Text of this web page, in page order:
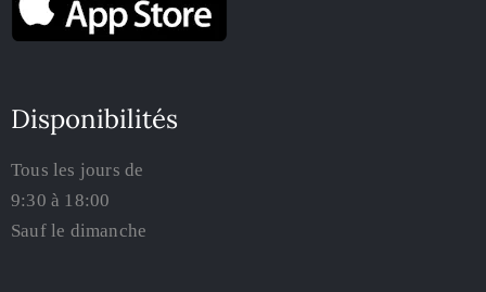
Disponibilités
Tous les jours de
9:30 à 18:00
Sauf le dimanche